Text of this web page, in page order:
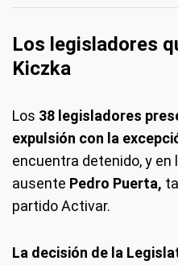
Los legisladores
Kiczka
Los 38 legisladores
expulsión con la
encuentra detenido, y
ausente Pedro Puerta,
partido Activar.
La decisión de la